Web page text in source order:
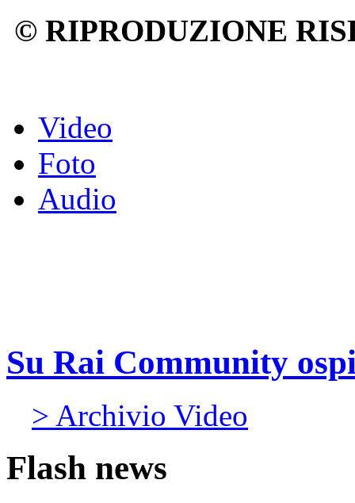
© RIPRODUZIONE
Video
Foto
Audio
Su Rai Community
> Archivio Video
Flash news